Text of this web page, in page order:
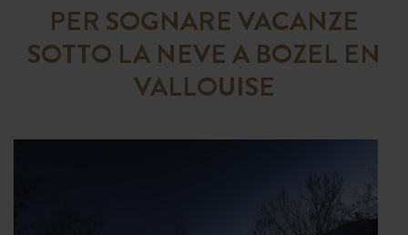
PER SOGNARE VACANZE
SOTTO LA NEVE A BOZEL EN
VALLOUISE